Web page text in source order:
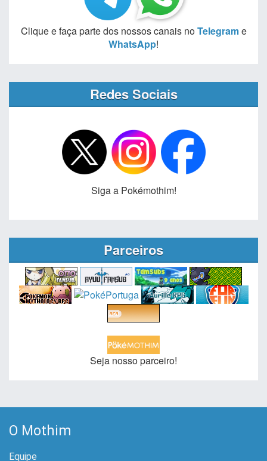
Clique e faça parte dos nossos canais noTelegrame
WhatsApp!
Redes Sociais
Siga a Pokémothim!
Parceiros
Seja nosso parceiro!
O Mothim
Equipe